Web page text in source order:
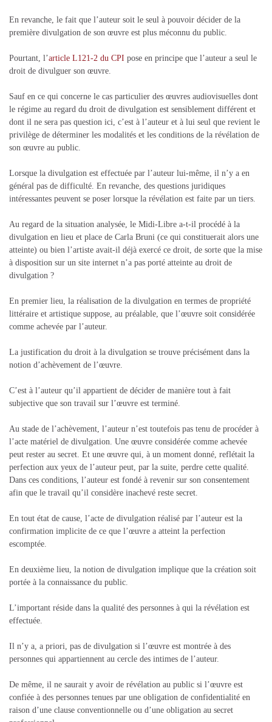
En revanche, le fait que l’auteur soit le seul à pouvoir décider de la
première divulgation de son œuvre est plus méconnu du public.
Pourtant, l’article L121-2 du CPI pose en principe que l’auteur a seul le
droit de divulguer son œuvre.
Sauf en ce qui concerne le cas particulier des œuvres audiovisuelles dont
le régime au regard du droit de divulgation est sensiblement différent et
dont il ne sera pas question ici, c’est à l’auteur et à lui seul que revient le
privilège de déterminer les modalités et les conditions de la révélation de
son œuvre au public.
Lorsque la divulgation est effectuée par l’auteur lui-même, il n’y a en
général pas de difficulté. En revanche, des questions juridiques
intéressantes peuvent se poser lorsque la révélation est faite par un tiers.
Au regard de la situation analysée, le Midi-Libre a-t-il procédé à la
divulgation en lieu et place de Carla Bruni (ce qui constituerait alors une
atteinte) ou bien l’artiste avait-il déjà exercé ce droit, de sorte que la mise
à disposition sur un site internet n’a pas porté atteinte au droit de
divulgation ?
En premier lieu, la réalisation de la divulgation en termes de propriété
littéraire et artistique suppose, au préalable, que l’œuvre soit considérée
comme achevée par l’auteur.
La justification du droit à la divulgation se trouve précisément dans la
notion d’achèvement de l’œuvre.
C’est à l’auteur qu’il appartient de décider de manière tout à fait
subjective que son travail sur l’œuvre est terminé.
Au stade de l’achèvement, l’auteur n’est toutefois pas tenu de procéder à
l’acte matériel de divulgation. Une œuvre considérée comme achevée
peut rester au secret. Et une œuvre qui, à un moment donné, reflétait la
perfection aux yeux de l’auteur peut, par la suite, perdre cette qualité.
Dans ces conditions, l’auteur est fondé à revenir sur son consentement
afin que le travail qu’il considère inachevé reste secret.
En tout état de cause, l’acte de divulgation réalisé par l’auteur est la
confirmation implicite de ce que l’œuvre a atteint la perfection
escomptée.
En deuxième lieu, la notion de divulgation implique que la création soit
portée à la connaissance du public.
L’important réside dans la qualité des personnes à qui la révélation est
effectuée.
Il n’y a, a priori, pas de divulgation si l’œuvre est montrée à des
personnes qui appartiennent au cercle des intimes de l’auteur.
De même, il ne saurait y avoir de révélation au public si l’œuvre est
confiée à des personnes tenues par une obligation de confidentialité en
raison d’une clause conventionnelle ou d’une obligation au secret